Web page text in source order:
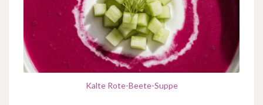
Kalte Rote-Beete-Suppe